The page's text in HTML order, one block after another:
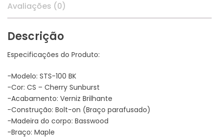
Avaliações (0)
Descrição
Especificações do Produto:
-Modelo: STS-100 BK
-Cor: CS – Cherry Sunburst
-Acabamento: Verniz Brilhante
-Construção: Bolt-on (Braço parafusado)
-Madeira do corpo: Basswood
-Braço: Maple